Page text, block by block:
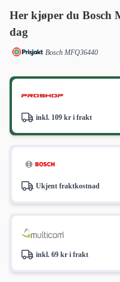
Her kjøper du Bosch
dag
Bosch MFQ36440
inkl. 109 kr i frakt
Ukjent fraktkostnad
inkl. 69 kr i frakt